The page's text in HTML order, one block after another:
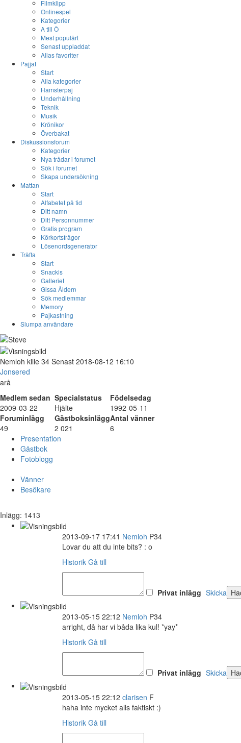
Filmklipp
Onlinespel
Kategorier
A till Ö
Mest populärt
Senast uppladdat
Allas favoriter
Pajjat
Start
Alla kategorier
Hamsterpaj
Underhållning
Teknik
Musik
Krönikor
Överbakat
Diskussionsforum
Kategorier
Nya trådar i forumet
Sök i forumet
Skapa undersökning
Mattan
Start
Alfabetet på tid
Ditt namn
Ditt Personnummer
Gratis program
Körkortsfrågor
Lösenordsgenerator
Träffa
Start
Snackis
Galleriet
Gissa Åldern
Sök medlemmar
Memory
Pajkastning
Slumpa användare
Nemloh kille 34 Senast 2018-08-12 16:10
Jonsered
arå
Medlem sedan Specialstatus
Födelsedag
2009-03-22
Hjälte
1992-05-11
Foruminlägg
GästboksinläggAntal vänner
49
2 021
6
Presentation
Gästbok
Fotoblogg
Vänner
Besökare
Inlägg: 1413
2013-09-17 17:41 Nemloh P34
Lovar du att du inte bits? : o
Historik Gå till
Privat inlägg Skicka
2013-05-15 22:12 Nemloh P34
arright, då har vi båda lika kul! *yay*
Historik Gå till
Privat inlägg Skicka
2013-05-15 22:12 clarisen F
haha inte mycket alls faktiskt :)
Historik Gå till